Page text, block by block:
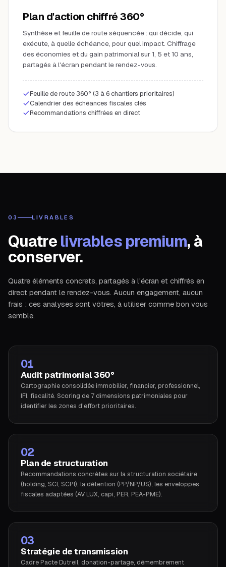
Plan d'action chiffré 360°
Synthèse et feuille de route séquencée : qui décide, qui
exécute, à quelle échéance, pour quel impact. Chiffrage
des économies et du gain patrimonial sur 1, 5 et 10 ans,
partagés à l'écran pendant le rendez-vous.
Feuille de route 360° (3 à 6 chantiers prioritaires)
Calendrier des échéances fiscales clés
Recommandations chiffrées en direct
03 LIVRABLES
Quatre livrables premium, à
conserver.
Quatre éléments concrets, partagés à l'écran et chiffrés en
direct pendant le rendez-vous. Aucun engagement, aucun
frais : ces analyses sont vôtres, à utiliser comme bon vous
semble.
01
Audit patrimonial 360°
Cartographie consolidée immobilier, financier, professionnel,
IFI, fiscalité. Scoring de 7 dimensions patrimoniales pour
identifier les zones d'effort prioritaires.
02
Plan de structuration
Recommandations concrètes sur la structuration sociétaire
(holding, SCI, SCPI), la détention (PP/NP/US), les enveloppes
fiscales adaptées (AV LUX, capi, PER, PEA-PME).
03
Stratégie de transmission
Cadre Pacte Dutreil, donation-partage, démembrement